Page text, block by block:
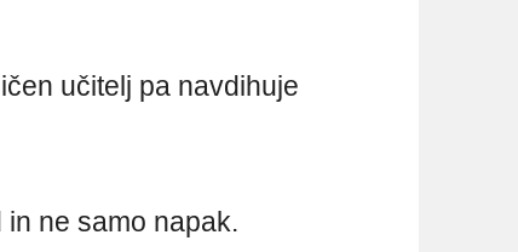
učitelj pa navdihuje
ne samo napak.